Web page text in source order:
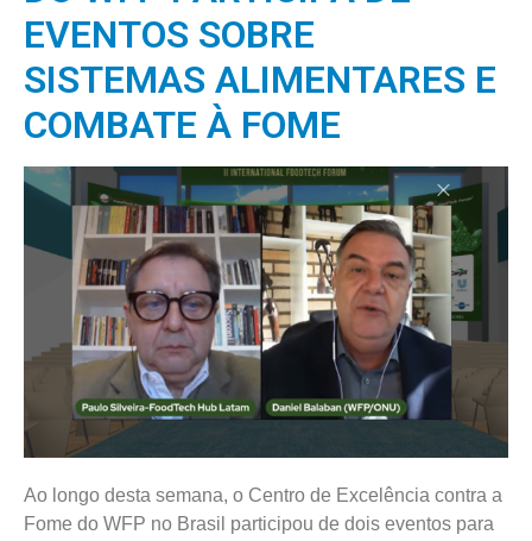
EVENTOS SOBRE
SISTEMAS ALIMENTARES E
COMBATE À FOME
Ao longo desta semana, o Centro de Excelência contra a
Fome do WFP no Brasil participou de dois eventos para